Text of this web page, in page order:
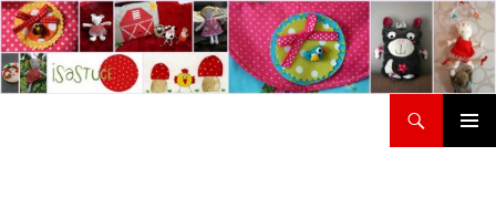
Aller
au
contenu